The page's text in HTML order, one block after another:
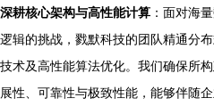
深耕核心架构与高性能计算 ：面对海
逻辑的挑战，戮默科技的团队精通分
技术及高性能算法优化。我们确保所
展性、可靠性与极致性能，能够伴随